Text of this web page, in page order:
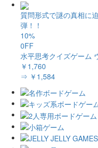
質問形式で謎の真相に
弾！！
10%
0FF
水平思考クイズゲーム
￥1,760
⇒ ￥1,584